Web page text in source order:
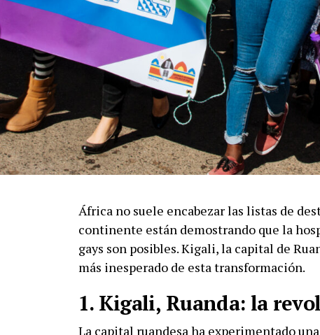
África no suele encabezar las listas de
continente están demostrando que la
gays son posibles. Kigali, la capital de
más inesperado de esta transformación.
1. Kigali, Ruanda: la
La capital ruandesa ha experimentado